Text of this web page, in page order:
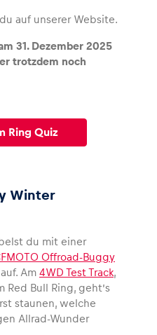
Alle anzeigen
Alle anzeigen
auf unserer Website.
31. Dezember 2025
trotzdem noch
Ring Quiz
Winter
du mit einer
Offroad-Buggy
Am 4WD Test Track,
Bull Ring, geht’s
staunen, welche
Allrad-Wunder